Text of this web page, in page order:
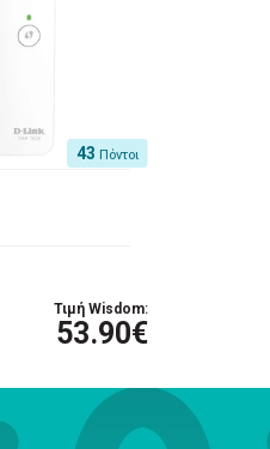
43 Πόντοι
Τιμή Wisdom:
53.90€